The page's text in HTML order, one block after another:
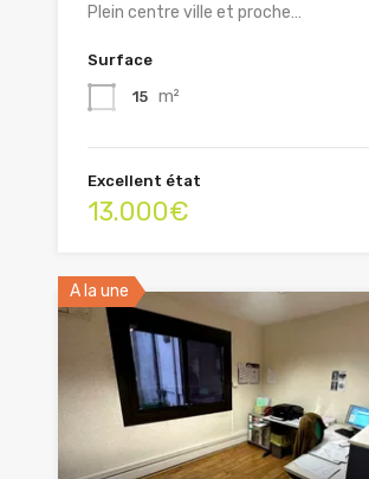
Plein centre ville et proche…
Surface
15 m²
Excellent état
13.000€
A la une